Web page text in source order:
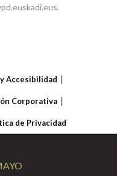
Accesibilidad
Corporativa
de Privacidad